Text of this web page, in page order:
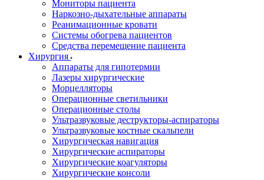
Мониторы пациента
Наркозно-дыхательные аппараты
Реанимационные кровати
Системы обогрева пациентов
Средства перемещение пациента
Хирургия
Аппараты для гипотермии
Лазеры хирургические
Морцелляторы
Операционные светильники
Операционные столы
Ультразвуковые деструкторы-аспираторы
Ультразвуковые костные скальпели
Хирургическая навигация
Хирургические аспираторы
Хирургические коагуляторы
Хирургические консоли